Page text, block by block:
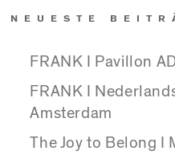
NEUESTE
FRANK I Pavillon
FRANK I
Amsterdam
The Joy to Belong I